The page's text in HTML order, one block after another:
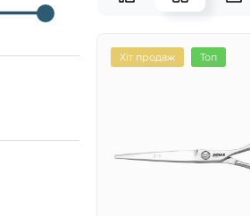
Хіт продаж Топ